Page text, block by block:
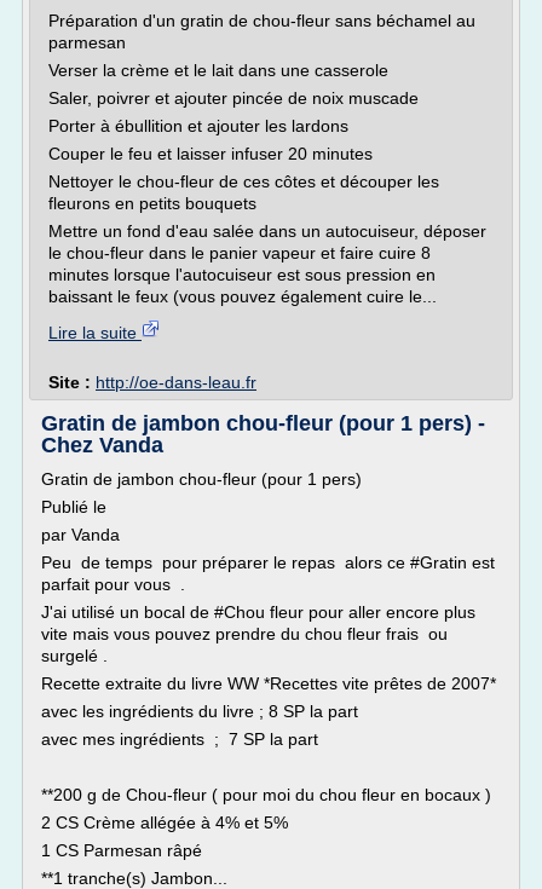
Préparation d'un gratin de chou-fleur sans béchamel au
parmesan
Verser la crème et le lait dans une casserole
Saler, poivrer et ajouter pincée de noix muscade
Porter à ébullition et ajouter les lardons
Couper le feu et laisser infuser 20 minutes
Nettoyer le chou-fleur de ces côtes et découper les
fleurons en petits bouquets
Mettre un fond d'eau salée dans un autocuiseur, déposer
le chou-fleur dans le panier vapeur et faire cuire 8
minutes lorsque l'autocuiseur est sous pression en
baissant le feux (vous pouvez également cuire le...
Lire la suite
Site : http://oe-dans-leau.fr
Gratin de jambon chou-fleur (pour 1 pers) -
Chez Vanda
Gratin de jambon chou-fleur (pour 1 pers)
Publié le
par Vanda
Peu de temps pour préparer le repas alors ce #Gratin est
parfait pour vous .
J'ai utilisé un bocal de #Chou fleur pour aller encore plus
vite mais vous pouvez prendre du chou fleur frais ou
surgelé .
Recette extraite du livre WW *Recettes vite prêtes de 2007*
avec les ingrédients du livre ; 8 SP la part
avec mes ingrédients ; 7 SP la part
**200 g de Chou-fleur ( pour moi du chou fleur en bocaux )
2 CS Crème allégée à 4% et 5%
1 CS Parmesan râpé
**1 tranche(s) Jambon...